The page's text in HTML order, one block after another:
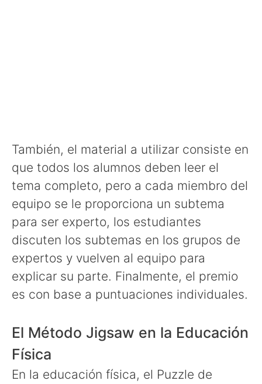
También, el material a utilizar consiste en
que todos los alumnos deben leer el
tema completo, pero a cada miembro del
equipo se le proporciona un subtema
para ser experto, los estudiantes
discuten los subtemas en los grupos de
expertos y vuelven al equipo para
explicar su parte. Finalmente, el premio
es con base a puntuaciones individuales.
El Método Jigsaw en la Educación
Física
En la educación física, el Puzzle de